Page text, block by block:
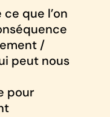
que l’on
/
peut nous
pour